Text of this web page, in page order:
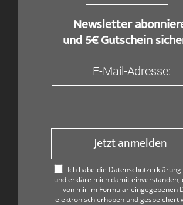
Newsletter
und 5€ Gutschein
E-Mail-Adresse:
Jetzt anmelden
Ich habe die
und erkläre mich damit einverstanden,
von mir im Formular eingegebenen
elektronisch erhoben und gespeichert